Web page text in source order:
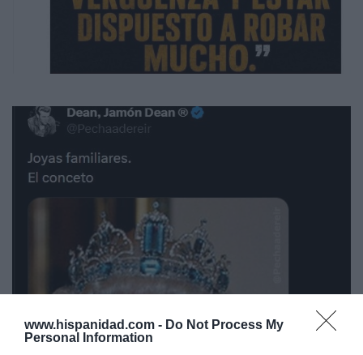
www.hispanidad.com - Do Not Process My
Personal Information